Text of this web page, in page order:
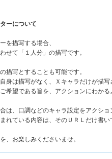
ーについて
を描写する場合、
せて「１人分」の描写です。
写とすることも可能です。
は描写がなく、Ｘキャラだけが描写
望である旨を、アクションにわかる
、口調などのキャラ設定をアクショ
ている内容は、そのＵＲＬだけ書い
、お楽しみくださいませ。